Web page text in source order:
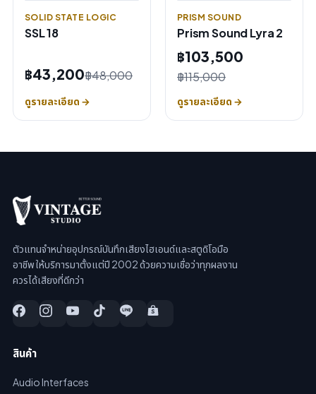
SOLID STATE LOGIC
SSL 18
฿43,200฿48,000
ดูรายละเอียด →
PRISM SOUND
Prism Sound Lyra 2
฿103,500
฿115,000
ดูรายละเอียด →
ตัวแทนจำหน่ายอุปกรณ์บันทึกเสียงไฮเอนด์และสตูดิโอมือ
อาชีพ ให้บริการมาตั้งแต่ปี 2002 ด้วยความเชื่อว่าทุกผลงาน
ควรได้เสียงที่ดีกว่า
สินค้า
Audio Interfaces